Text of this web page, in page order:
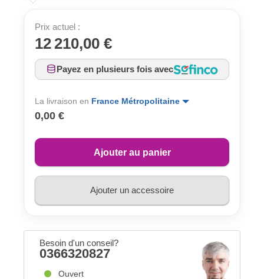
Prix actuel :
12 210,00 €
Payez en plusieurs fois avec
La livraison en France Métropolitaine
0,00 €
Ajouter au panier
Ajouter un accessoire
Besoin d'un conseil?
0366320827
Ouvert